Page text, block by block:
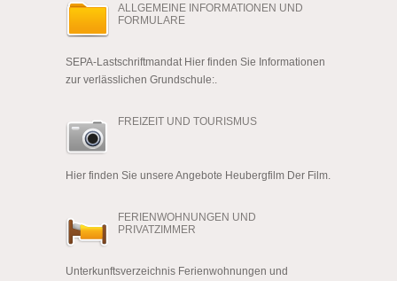
ALLGEMEINE INFORMATIONEN UND
FORMULARE
SEPA-Lastschriftmandat Hier finden Sie Informationen
zur verlässlichen Grundschule:.
FREIZEIT UND TOURISMUS
Hier finden Sie unsere Angebote Heubergfilm Der Film.
FERIENWOHNUNGEN UND
PRIVATZIMMER
Unterkunftsverzeichnis Ferienwohnungen und